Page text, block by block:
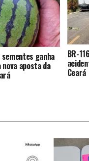
ganha
aposta da
BR-
Ceará